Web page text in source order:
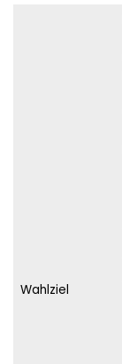
Wahlziel